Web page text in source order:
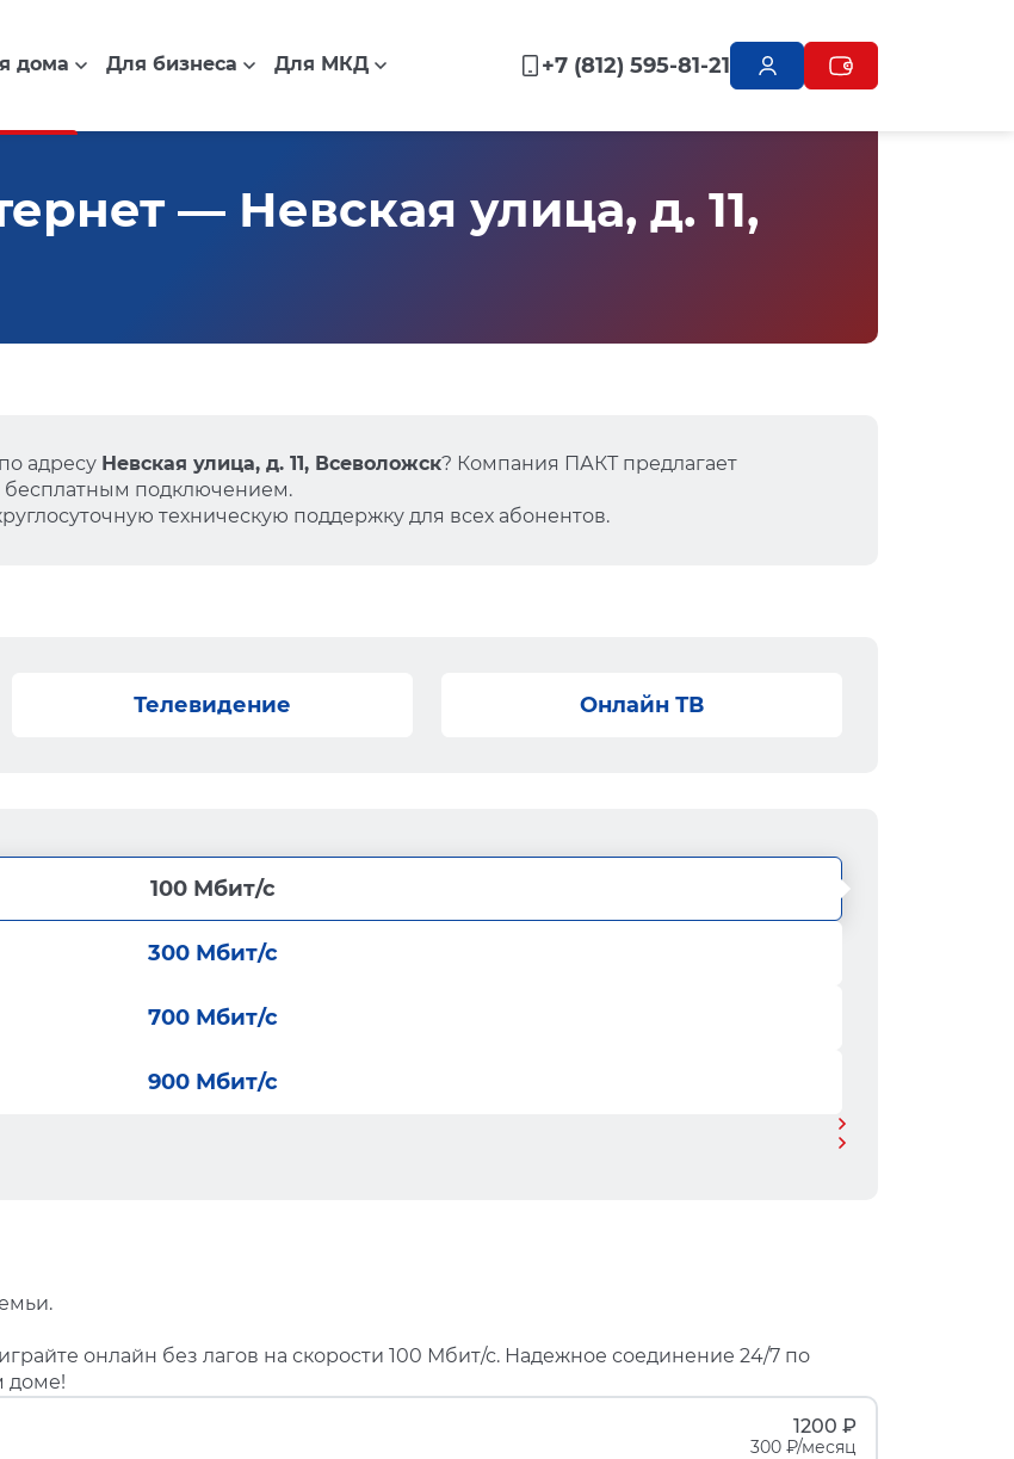
дома Для бизнеса Для МКД +7 (812) 595-81-21
— Невская улица, д. 11,
адресу Невская улица, д. 11, Всеволожск? Компания ПАКТ предлагает
бесплатным подключением.
техническую поддержку для всех абонентов.
Телевидение Онлайн ТВ
100 Мбит/с
300 Мбит/с
700 Мбит/с
900 Мбит/с
онлайн без лагов на скорости 100 Мбит/с. Надежное соединение 24/7 по
доме!
1200 ₽
300 ₽/месяц